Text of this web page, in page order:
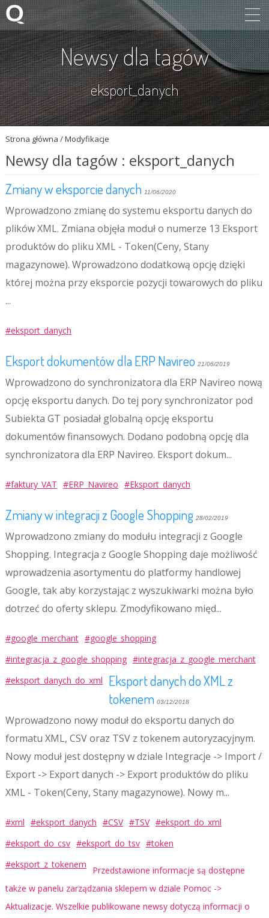
Newsy dla tagów
eksport_danych
Strona główna /Modyfikacje
Newsy dla tagów : eksport_danych
Zmiany w eksporcie danych 11/06/2020
Wprowadzono zmianę do systemu eksportu danych do
plików XML. Zmiana objęła moduł o numerze 13 Eksport
produktów do pliku XML - Token(Ceny, Stany
magazynowe). Wprowadzono dodatkową opcję dzięki
której można przy eksporcie pozycji towarowych do pliku
...
#eksport_danych
Eksport dokumentów dla ERP Navireo 21/06/2019
Wprowadzono do synchronizatora dla ERP Navireo nową
opcję eksportu danych. Do tej pory synchronizator pod
Subiekta GT posiadał globalną opcję eksportu
dokumentów finansowych. Dodano podobną opcję dla
synchronizatora dla ERP Navireo. Eksport dokum...
#faktury_VAT #ERP_Navireo #Eksport_danych
Zmiany w integracji z Google Shopping 28/02/2019
Wprowadzono zmiany do modułu integracji z Google
Shopping. Integracja z Google Shopping daje możliwość
wprowadzenia asortymentu do platformy handlowej
Google, tak aby korzystając z wyszukiwarki można było
dotrzeć do oferty sklepu. Zmodyfikowano międ...
#google_merchant #google_shopping
#integracja_z_google_shopping #integracja_z_google_merchant
#eksport_danych_do_xml
Eksport danych do XML z
tokenem 03/12/2018
Wprowadzono nowy moduł do eksportu danych do
formatu XML, CSV oraz TSV z tokenem autoryzacyjnym.
Nowy moduł jest dostępny w dziale Integracje -> Import /
Export -> Export danych -> Export produktów do pliku
XML - Token(Ceny, Stany magazynowe). Nowy m...
#xml #eksport_danych #CSV #TSV #eksport_do_xml
#eksport_do_csv #eksport_do_tsv #token
#eksport_z_tokenem
Przedstawione informacje są dostępne
także w panelu zarządzania sklepem w dziale Pomoc ->
Aktualizacje. Wszelkie publikowane newsy dotyczą informacji o